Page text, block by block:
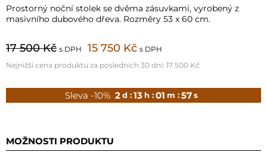
Prostorný noční stolek se dvěma zásuvkami, vyrobený z
masivního dubového dřeva. Rozměry 53 x 60 cm.
17 500 Kč s DPH 15 750 Kč s DPH
Nejnižší cena produktu za posledních 30 dní: 17 500 Kč
Sleva -10% 2 d : 13 h : 01 m : 55 s
MOŽNOSTI PRODUKTU